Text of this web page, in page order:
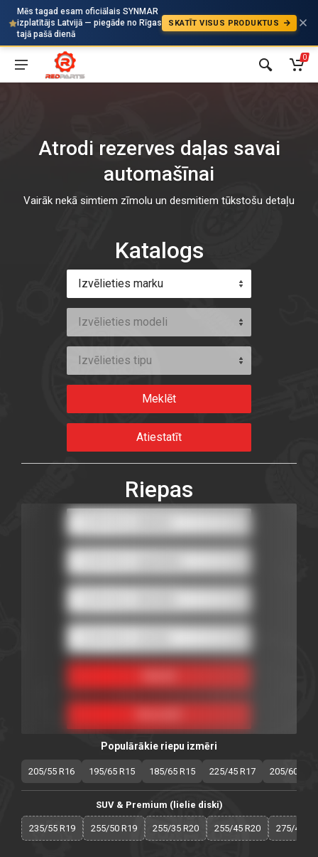
Mēs tagad esam oficiālais SYNMAR
izplatītājs Latvijā — piegāde no Rīgas
tajā pašā dienā
SKATĪT VISUS PRODUKTUS
Auto
0
Atrodi rezerves daļas savai
automašīnai
Vairāk nekā simtiem zīmolu un desmitiem tūkstošu detaļu
Katalogs
Izvēlieties marku
Izvēlieties modeli
Izvēlieties tipu
Riepas
Populārākie riepu izmēri
205/55 R16 195/65 R15 185/65 R15 225/45 R17 205/60 R16
SUV & Premium (lielie diski)
235/55 R19 255/50 R19 255/35 R20 255/45 R20 275/40